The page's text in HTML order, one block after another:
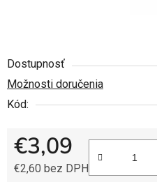
Dostupnosť
Možnosti doručenia
Kód:
€3,09
€2,60 bez DPH